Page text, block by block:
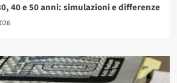
40 e 50 anni: simulazioni e differenze